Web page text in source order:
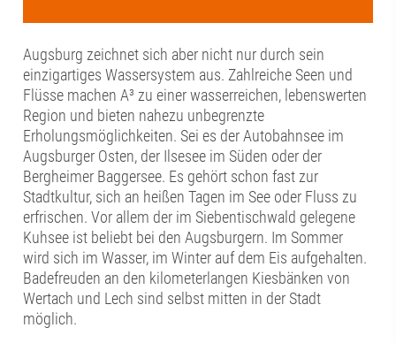
Augsburg zeichnet sich aber nicht nur durch sein
einzigartiges Wassersystem aus. Zahlreiche Seen und
Flüsse machen A³ zu einer wasserreichen, lebenswerten
Region und bieten nahezu unbegrenzte
Erholungsmöglichkeiten. Sei es der Autobahnsee im
Augsburger Osten, der Ilsesee im Süden oder der
Bergheimer Baggersee. Es gehört schon fast zur
Stadtkultur, sich an heißen Tagen im See oder Fluss zu
erfrischen. Vor allem der im Siebentischwald gelegene
Kuhsee ist beliebt bei den Augsburgern. Im Sommer
wird sich im Wasser, im Winter auf dem Eis aufgehalten.
Badefreuden an den kilometerlangen Kiesbänken von
Wertach und Lech sind selbst mitten in der Stadt
möglich.